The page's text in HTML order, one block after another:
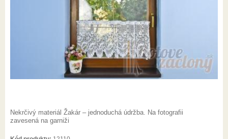
Nekrčivý materiál Žakár – jednoduchá údržba. Na fotografii
zavesená na garniži